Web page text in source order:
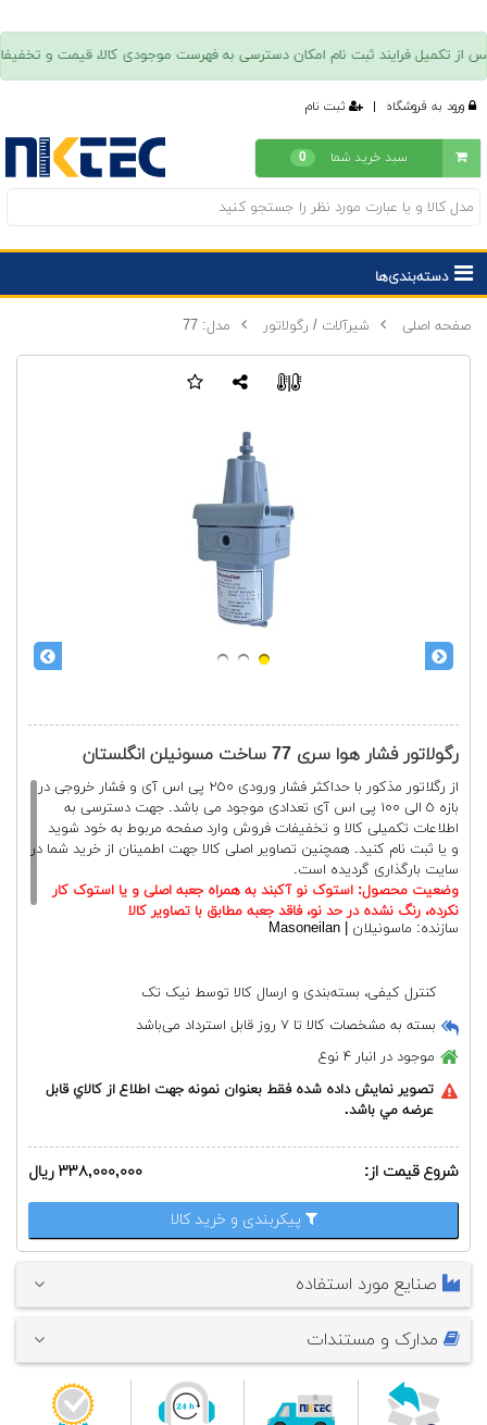
ورود به فروشگاه | ثبت نام
سبد خرید شما 0
دسته‌بندی‌ها
صفحه اصلی شیرآلات / رگولاتور مدل: 77
|
رگولاتور فشار هوا سری 77 ساخت مسونیلن انگلستان
از رگلاتور مذکور با حداکثر فشار ورودی ٢٥٠ پی اس آی و فشار خروجی در
بازه ٥ الی ١٠٠ پی اس آی تعدادی موجود می باشد.
جهت دسترسی به
اطلاعات تکمیلی کالا و تخفیفات فروش وارد صفحه مربوط به خود شوید
و یا ثبت نام کنید. همچنین تصاویر اصلی کالا جهت اطمینان از خرید شما در
سایت بارگذاری گردیده است.
وضعیت محصول: استوک نو آکبند به همراه جعبه اصلی و یا استوک کار
نکرده، رنگ نشده در حد نو، فاقد جعبه مطابق با تصاویر کالا
سازنده: ماسونیلان | Masoneilan
کنترل کیفی، بسته‌بندی و ارسال کالا توسط نیک تک
بسته به مشخصات کالا تا ۷ روز قابل استرداد می‌باشد
موجود در انبار ۴ نوع
تصوير نمايش داده شده فقط بعنوان نمونه جهت اطلاع از كالاي قابل
عرضه مي باشد.
شروع قیمت از: ۳۳۸,۰۰۰,۰۰۰ ریال
پیکربندی و خرید کالا
صنایع مورد استفاده
مدارک و مستندات